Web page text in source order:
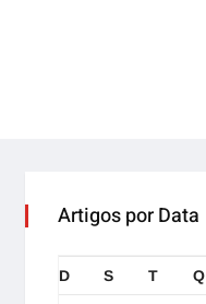
Artigos por Data
D S T Q